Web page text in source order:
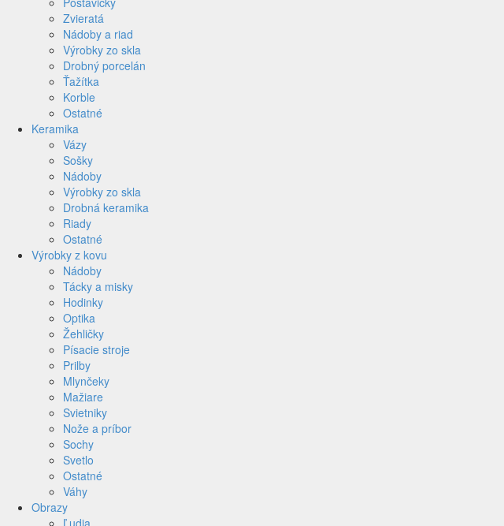
Zvieratá
Nádoby a riad
Výrobky zo skla
Drobný porcelán
Ťažítka
Korble
Ostatné
Keramika
Vázy
Sošky
Nádoby
Výrobky zo skla
Drobná keramika
Riady
Ostatné
Výrobky z kovu
Nádoby
Tácky a misky
Hodinky
Optika
Žehličky
Písacie stroje
Prilby
Mlynčeky
Mažiare
Svietniky
Nože a príbor
Sochy
Svetlo
Ostatné
Váhy
Obrazy
Ľudia